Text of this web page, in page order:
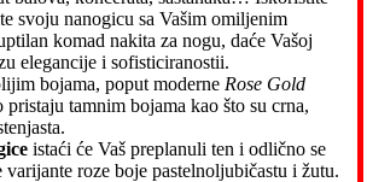
svoju nanogicu sa Vašim omiljenim
komad nakita za nogu, daće Vašoj
elegancije i sofisticiranostii.
bojama, poput moderne Rose Gold
pristaju tamnim bojama kao što su crna,
istaći će Vaš preplanuli ten i odlično se
varijante roze boje pastelnoljubičastu i žutu.